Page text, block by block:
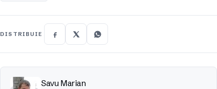
DISTRIBUIE
Savu Marian